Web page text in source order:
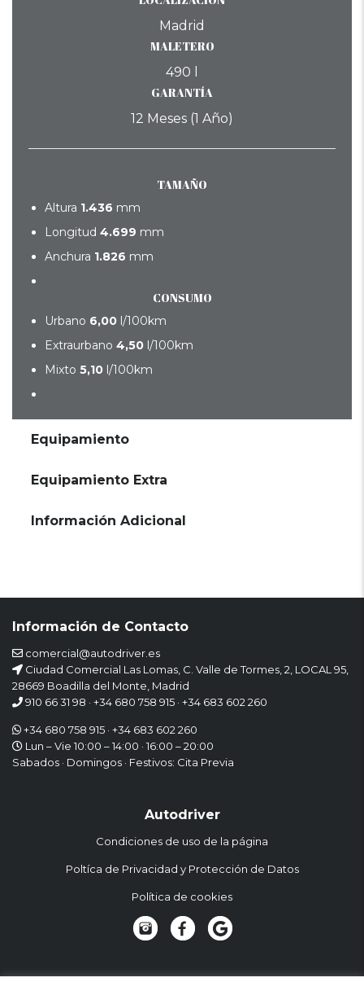
Madrid
MALETERO
490 l
GARANTÍA
12 Meses (1 Año)
TAMAÑO
Altura 1.436 mm
Longitud 4.699 mm
Anchura 1.826 mm
CONSUMO
Urbano 6,00 l/100km
Extraurbano 4,50 l/100km
Mixto 5,10 l/100km
Equipamiento
Equipamiento Extra
Información Adicional
Información de Contacto
comercial@autodriver.es
Ciudad Comercial Las Lomas, C. Valle de Tormes, 2, LOCAL 95,
28669 Boadilla del Monte, Madrid
910 66 31 98 · +34 680 758 915 · +34 683 602 260
+34 680 758 915 · +34 683 602 260
Lun – Vie 10:00 – 14:00 · 16:00 – 20:00
Sabados · Domingos · Festivos: Cita Previa
Autodriver
Condiciones de uso de la página
Poltíca de Privacidad y Protección de Datos
Política de cookies